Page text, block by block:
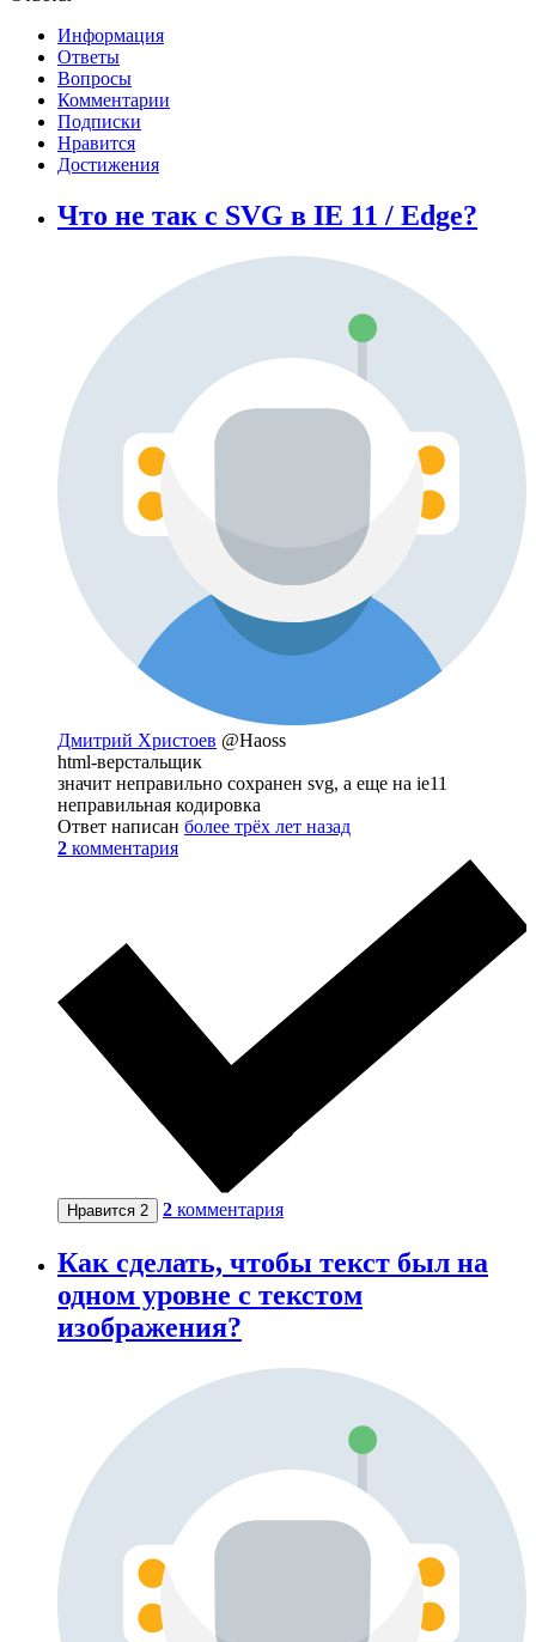
Информация
Ответы
Вопросы
Комментарии
Подписки
Нравится
Достижения
Что не так с SVG в IE 11 / Edge?
Дмитрий Христоев @Haoss
html-верстальщик
значит неправильно сохранен svg, а еще на ie11
неправильная кодировка
Ответ написан более трёх лет назад
2 комментария
Нравится 2 2 комментария
Как сделать, чтобы текст был на
одном уровне с текстом
изображения?